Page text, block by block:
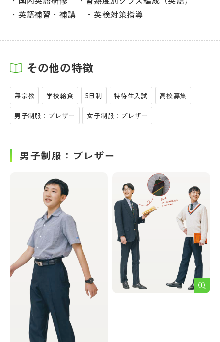
英語補習・補講
英検対策指導
その他の特徴
無宗教 学校給食 5日制 特待生入試 高校募集
男子制服：ブレザー 女子制服：ブレザー
男子制服：ブレザー